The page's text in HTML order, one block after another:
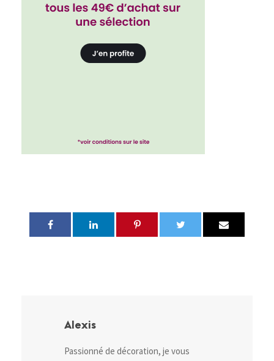
Alexis
Passionné de décoration, je vous